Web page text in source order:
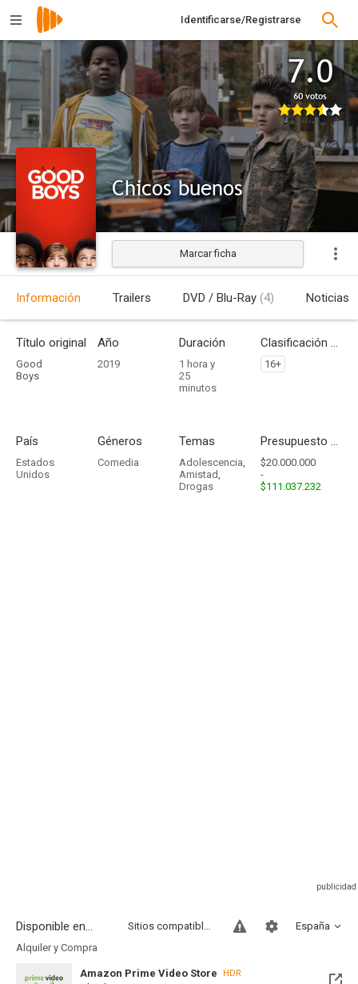
Identificarse/Registrarse
7.0
60 votos
Chicos buenos
Estrenada
Marcar ficha
Información Trailers DVD / Blu-Ray (4) Noticias
Título original
Good
Boys
Año
2019
Duración
1 hora y
25
minutos
Clasificación por edades
16+
País
Estados
Unidos
Géneros
Comedia
Temas
Adolescencia,
Amistad,
Drogas
Presupuesto - Ingresos
$20.000.000
-
$111.037.232
Disponible en... España
Sitios compatibles
Alquiler y Compra
Amazon Prime Video Store HDR